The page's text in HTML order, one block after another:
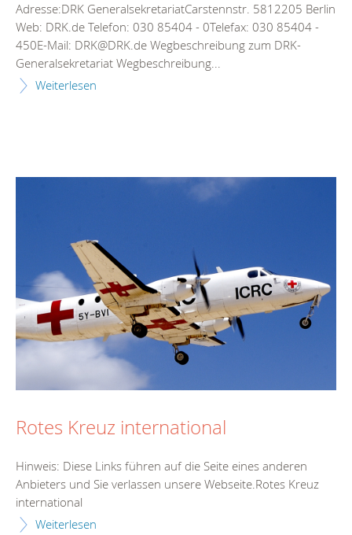
Adresse:DRK GeneralsekretariatCarstennstr. 5812205 Berlin
Web: DRK.de Telefon: 030 85404 - 0Telefax: 030 85404 -
450E-Mail: DRK@DRK.de Wegbeschreibung zum DRK-
Generalsekretariat Wegbeschreibung...
Weiterlesen
Rotes Kreuz international
Hinweis: Diese Links führen auf die Seite eines anderen
Anbieters und Sie verlassen unsere Webseite.Rotes Kreuz
international
Weiterlesen